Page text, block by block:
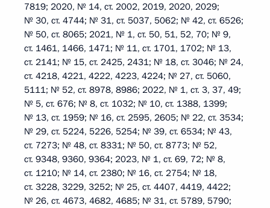
7819; 2020, № 14, ст. 2002, 2019, 2020, 2029;
№ 30, ст. 4744; № 31, ст. 5037, 5062; № 42, ст. 6526;
№ 50, ст. 8065; 2021, № 1, ст. 50, 51, 52, 70; № 9,
ст. 1461, 1466, 1471; № 11, ст. 1701, 1702; № 13,
ст. 2141; № 15, ст. 2425, 2431; № 18, ст. 3046; № 24,
ст. 4218, 4221, 4222, 4223, 4224; № 27, ст. 5060,
5111; № 52, ст. 8978, 8986; 2022, № 1, ст. 3, 37, 49;
№ 5, ст. 676; № 8, ст. 1032; № 10, ст. 1388, 1399;
№ 13, ст. 1959; № 16, ст. 2595, 2605; № 22, ст. 3534;
№ 29, ст. 5224, 5226, 5254; № 39, ст. 6534; № 43,
ст. 7273; № 48, ст. 8331; № 50, ст. 8773; № 52,
ст. 9348, 9360, 9364; 2023, № 1, ст. 69, 72; № 8,
ст. 1210; № 14, ст. 2380; № 16, ст. 2754; № 18,
ст. 3228, 3229, 3252; № 25, ст. 4407, 4419, 4422;
№ 26, ст. 4673, 4682, 4685; № 31, ст. 5789, 5790;